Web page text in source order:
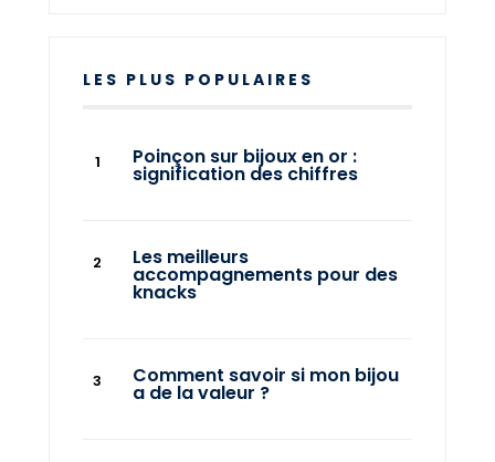
LES PLUS POPULAIRES
Poinçon sur bijoux en or :
signification des chiffres
Les meilleurs
accompagnements pour des
knacks
Comment savoir si mon bijou
a de la valeur ?